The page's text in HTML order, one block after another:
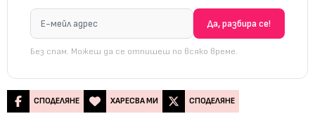
Без спам. Можеш да се отпишеш по всяко време.
СПОДЕЛЯНЕ ХАРЕСВА МИ СПОДЕЛЯНЕ